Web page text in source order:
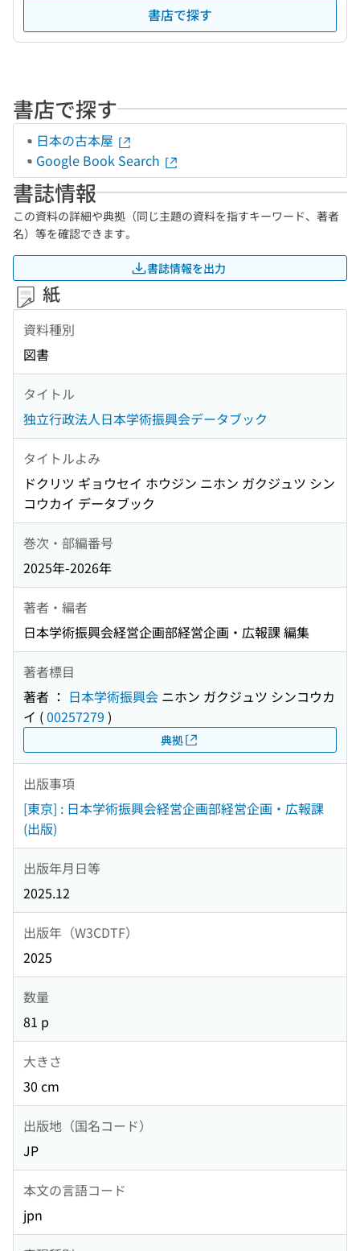
書店で探す
書店で探す
日本の古本屋
Google Book Search
書誌情報
この資料の詳細や典拠（同じ主題の資料を指すキーワード、著者
名）等を確認できます。
書誌情報を出力
紙
資料種別
図書
タイトル
独立行政法人日本学術振興会データブック
タイトルよみ
ドクリツ ギョウセイ ホウジン ニホン ガクジュツ シン
コウカイ データブック
巻次・部編番号
2025年-2026年
著者・編者
日本学術振興会経営企画部経営企画・広報課 編集
著者標目
著者 ： 日本学術振興会 ニホン ガクジュツ シンコウカ
イ (00257279 )
典拠
出版事項
[東京] : 日本学術振興会経営企画部経営企画・広報課
(出版)
出版年月日等
2025.12
出版年（W3CDTF）
2025
数量
81 p
大きさ
30 cm
出版地（国名コード）
JP
本文の言語コード
jpn